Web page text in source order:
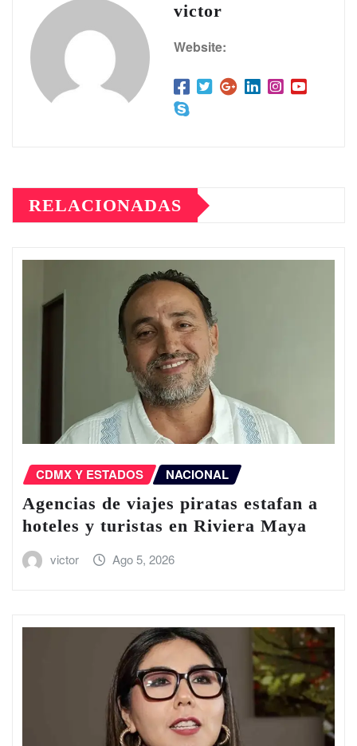
victor
Website:
RELACIONADAS
CDMX Y ESTADOS NACIONAL
Agencias de viajes piratas estafan a
hoteles y turistas en Riviera Maya
victor Ago 5, 2026